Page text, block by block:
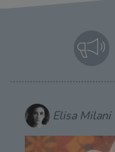
Elisa Milani